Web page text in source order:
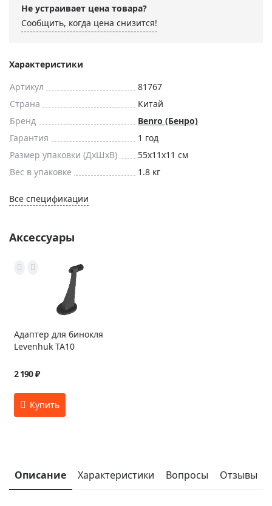
Не устраивает цена товара?
Сообщить, когда цена снизится!
Характеристики
Артикул
81767
Страна
Китай
Бренд
Benro (Бенро)
Гарантия
1 год
Размер упаковки (ДxШxВ)
55x11x11 см
Вес в упаковке
1.8 кг
Все спецификации
Аксессуары
Адаптер для бинокля
Levenhuk TA10
2 190 ₽
Описание Характеристики Вопросы Отзывы